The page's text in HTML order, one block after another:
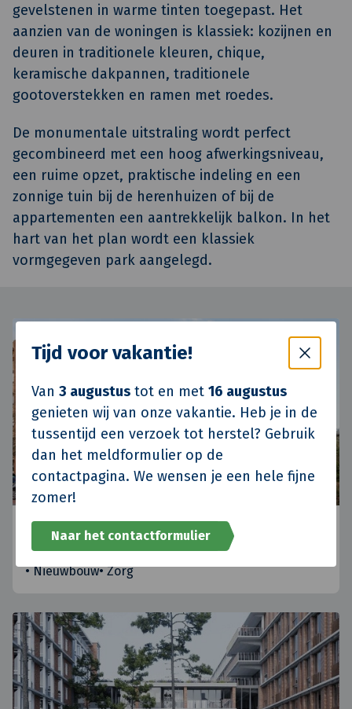
Tijd voor vakantie!
Van 3 augustus tot en met 16 augustus
genieten wij van onze vakantie. Heb je in de
tussentijd een verzoek tot herstel? Gebruik
dan het meldformulier op de
contactpagina. We wensen je een hele fijne
zomer!
Naar het contactformulier
gevelstenen in warme tinten toegepast. Het
aanzien van de woningen is klassiek: kozijnen en
deuren in traditionele kleuren, chique,
keramische dakpannen, traditionele
gootoverstekken en ramen met roedes.
De monumentale uitstraling wordt perfect
gecombineerd met een hoog afwerkingsniveau,
een ruime opzet, praktische indeling en een
zonnige tuin bij de herenhuizen of bij de
appartementen een aantrekkelijk balkon. In het
hart van het plan wordt een klassiek
vormgegeven park aangelegd.
Santvoorde
Baarn•Binnenstedelijk•In ontwikkeling
•Nieuwbouw•Zorg